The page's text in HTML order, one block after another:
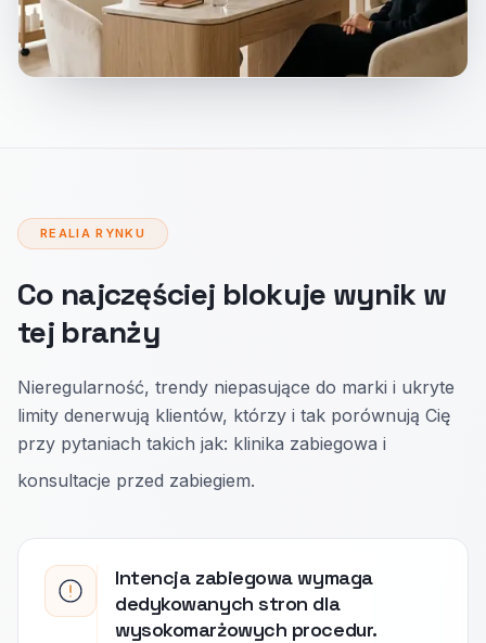
REALIA RYNKU
Co najczęściej blokuje wynik w
tej branży
Nieregularność, trendy niepasujące do marki i ukryte
limity denerwują klientów, którzy i tak porównują Cię
przy pytaniach takich jak: klinika zabiegowa i
konsultacje przed zabiegiem.
Intencja zabiegowa wymaga
dedykowanych stron dla
wysokomarżowych procedur.